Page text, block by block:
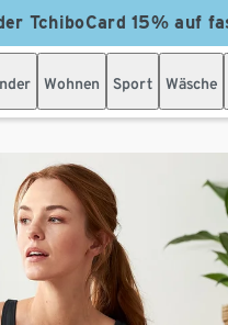
TchiboCard 15% auf
Wohnen Sport Wäsche